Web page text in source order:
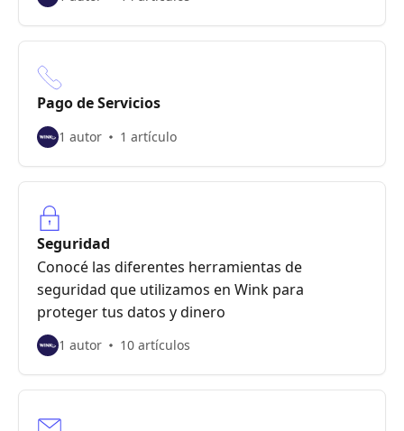
Pago de Servicios
1 autor 1 artículo
Seguridad
Conocé las diferentes herramientas de
seguridad que utilizamos en Wink para
proteger tus datos y dinero
1 autor 10 artículos